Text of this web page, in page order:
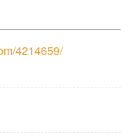
4214659/